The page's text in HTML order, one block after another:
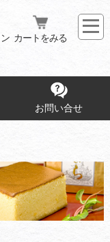
カートをみる
お問い合せ